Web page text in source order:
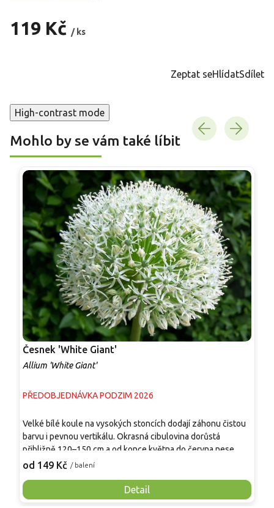
119 Kč / ks
Zeptat seHlídatSdílet
High-contrast mode
Mohlo by se vám také líbit
Česnek 'White Giant'
Allium 'White Giant'
PŘEDOBJEDNÁVKA PODZIM 2026
od 149 Kč / balení
Detail
Velké bílé koule na vysokých stoncích dodají záhonu čistou
barvu i pevnou vertikálu. Okrasná cibulovina dorůstá
přibližně 120–150 cm a od konce května do června nese
kulovitá květenství o průměru zhruba 15–20 cm. Jsou
bílé barvy, které dobře vystupují nad rašícími a kvetoucími
trvalkami. Listy jsou přízemní, zelené, po odkvětu postupně